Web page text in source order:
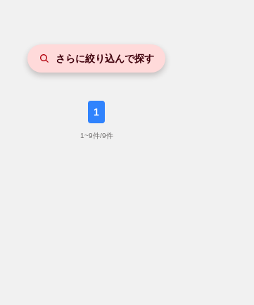
さらに絞り込んで探す
1
1~9件/9件